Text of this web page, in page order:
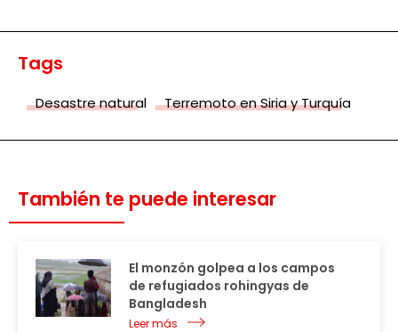
Tags
Desastre natural Terremoto en Siria y Turquía
También te puede interesar
El monzón golpea a los campos
de refugiados rohingyas de
Bangladesh
Leer más